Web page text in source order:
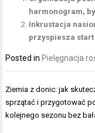
harmonogram,
Inkrustacja
przyspiesza
Posted in Pielęgnacja
Nawigacja
wpisu
Ziemia z donic: jak
sprzątać i przygotować
kolejnego sezonu bez